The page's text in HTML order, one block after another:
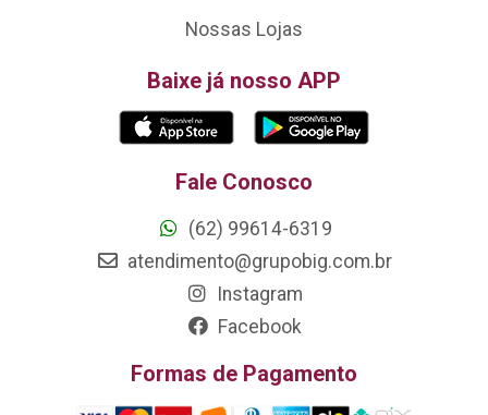
Nossas Lojas
Baixe já nosso APP
Fale Conosco
(62) 99614-6319
atendimento@grupobig.com.br
Instagram
Facebook
Formas de Pagamento